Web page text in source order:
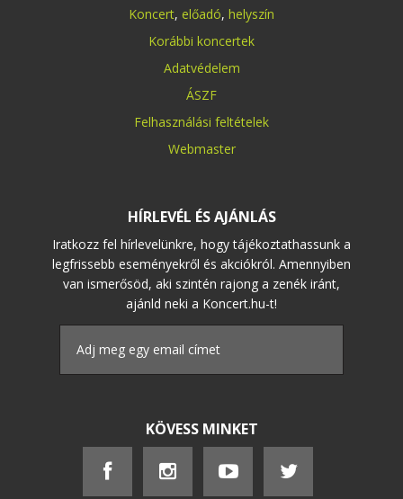
Koncert, előadó, helyszín
Korábbi koncertek
Adatvédelem
ÁSZF
Felhasználási feltételek
Webmaster
HÍRLEVÉL ÉS AJÁNLÁS
Iratkozz fel hírlevelünkre, hogy tájékoztathassunk a
legfrissebb eseményekről és akciókról. Amennyiben
van ismerősöd, aki szintén rajong a zenék iránt,
ajánld neki a Koncert.hu-t!
KÖVESS MINKET